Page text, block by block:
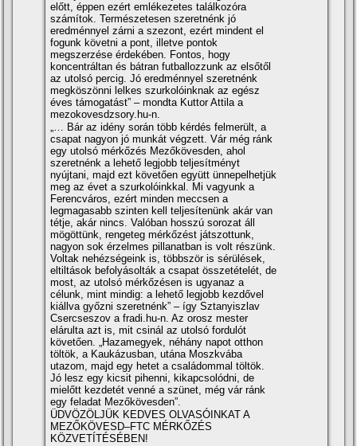
előtt, éppen ezért emlékezetes találkozóra
számítok. Természetesen szeretnénk jó
eredménnyel zárni a szezont, ezért mindent el
fogunk követni a pont, illetve pontok
megszerzése érdekében. Fontos, hogy
koncentráltan és bátran futballozzunk az elsőtől
az utolsó percig. Jó eredménnyel szeretnénk
megköszönni lelkes szurkolóinknak az egész
éves támogatást” – mondta Kuttor Attila a
mezokovesdzsory.hu-n.
„… Bár az idény során több kérdés felmerült, a
csapat nagyon jó munkát végzett. Vár még ránk
egy utolsó mérkőzés Mezőkövesden, ahol
szeretnénk a lehető legjobb teljesítményt
nyújtani, majd ezt követően együtt ünnepelhetjük
meg az évet a szurkolóinkkal. Mi vagyunk a
Ferencváros, ezért minden meccsen a
legmagasabb szinten kell teljesítenünk akár van
tétje, akár nincs. Valóban hosszú sorozat áll
mögöttünk, rengeteg mérkőzést játszottunk,
nagyon sok érzelmes pillanatban is volt részünk.
Voltak nehézségeink is, többször is sérülések,
eltiltások befolyásolták a csapat összetételét, de
most, az utolsó mérkőzésen is ugyanaz a
célunk, mint mindig: a lehető legjobb kezdővel
kiállva győzni szeretnénk” – így Sztanyiszlav
Csercseszov a fradi.hu-n. Az orosz mester
elárulta azt is, mit csinál az utolsó fordulót
követően. „Hazamegyek, néhány napot otthon
töltök, a Kaukázusban, utána Moszkvába
utazom, majd egy hetet a családommal töltök.
Jó lesz egy kicsit pihenni, kikapcsolódni, de
mielőtt kezdetét venné a szünet, még vár ránk
egy feladat Mezőkövesden”.
ÜDVÖZÖLJÜK KEDVES OLVASÓINKAT A
MEZŐKÖVESD–FTC MÉRKŐZÉS
KÖZVETÍTÉSÉBEN!